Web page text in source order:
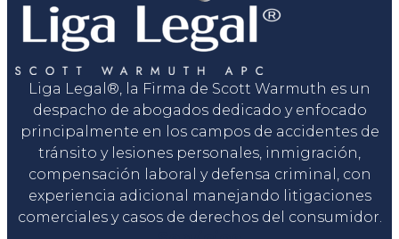
Liga Legal®, la Firma de Scott Warmuth es un
despacho de abogados dedicado y enfocado
principalmente en los campos de accidentes de
tránsito y lesiones personales, inmigración,
compensación laboral y defensa criminal, con
experiencia adicional manejando litigaciones
comerciales y casos de derechos del consumidor.